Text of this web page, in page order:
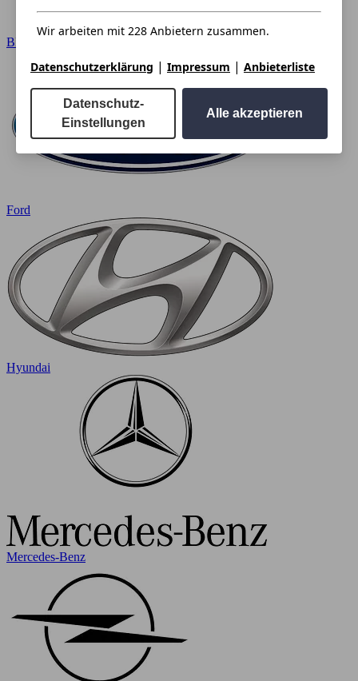
BMW
Ford
Hyundai
Mercedes-Benz
Wir arbeiten mit 228 Anbietern zusammen.
Datenschutzerklärung | Impressum | Anbieterliste
Datenschutz-
Einstellungen
Alle akzeptieren